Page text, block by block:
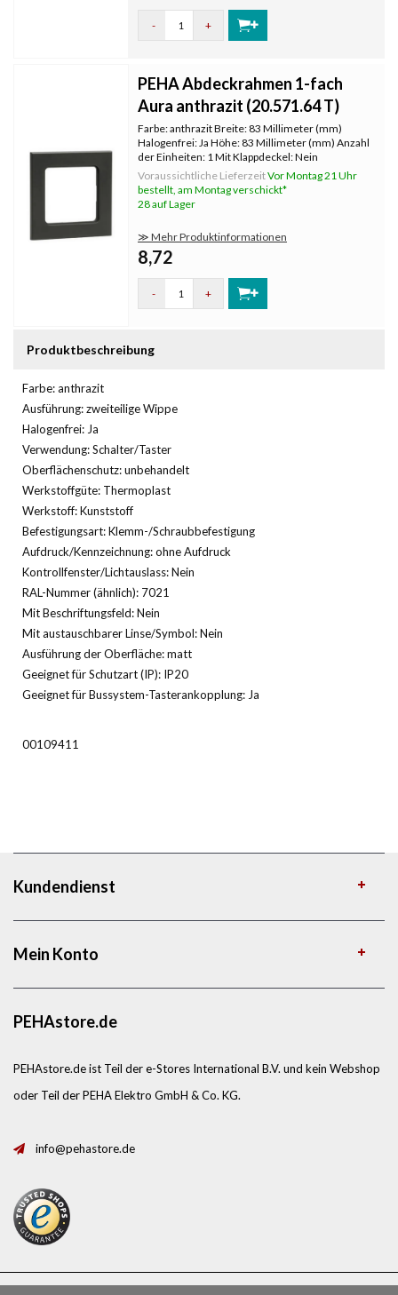
- +
PEHA Abdeckrahmen 1-fach
Aura anthrazit (20.571.64 T)
Farbe: anthrazit Breite: 83 Millimeter (mm)
Halogenfrei: Ja Höhe: 83 Millimeter (mm) Anzahl
der Einheiten: 1 Mit Klappdeckel: Nein
Oberflächenschutz: lackiert
Textfeld/Beschriftungsfläche: Nein
Werkstoffgüte: Thermoplast Werkstoff:
Kunststoff Befesti
Voraussichtliche LieferzeitVor Montag 21 Uhr
bestellt, am Montag verschickt*
28 auf Lager
≫ Mehr Produktinformationen
8,72
- +
Produktbeschreibung
Farbe: anthrazit
Ausführung: zweiteilige Wippe
Halogenfrei: Ja
Verwendung: Schalter/Taster
Oberflächenschutz: unbehandelt
Werkstoffgüte: Thermoplast
Werkstoff: Kunststoff
Befestigungsart: Klemm-/Schraubbefestigung
Aufdruck/Kennzeichnung: ohne Aufdruck
Kontrollfenster/Lichtauslass: Nein
RAL-Nummer (ähnlich): 7021
Mit Beschriftungsfeld: Nein
Mit austauschbarer Linse/Symbol: Nein
Ausführung der Oberfläche: matt
Geeignet für Schutzart (IP): IP20
Geeignet für Bussystem-Tasterankopplung: Ja
00109411
Kundendienst
Mein Konto
PEHAstore.de
PEHAstore.de ist Teil der e-Stores International B.V. und kein Webshop
oder Teil der PEHA Elektro GmbH & Co. KG.
info@pehastore.de